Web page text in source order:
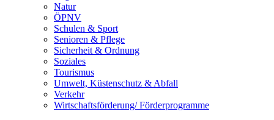
Natur
ÖPNV
Schulen & Sport
Senioren & Pflege
Sicherheit & Ordnung
Soziales
Tourismus
Umwelt, Küstenschutz & Abfall
Verkehr
Wirtschaftsförderung/ Förderprogramme